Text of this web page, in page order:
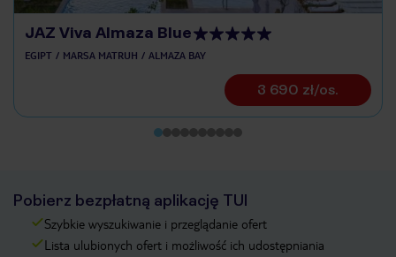
JAZ Viva Almaza Blue
EGIPT MARSA MATRUH ALMAZA BAY
3 690 zł/os.
Pobierz bezpłatną aplikację TUI
Szybkie wyszukiwanie i przeglądanie ofert
Lista ulubionych ofert i możliwość ich udostępniania